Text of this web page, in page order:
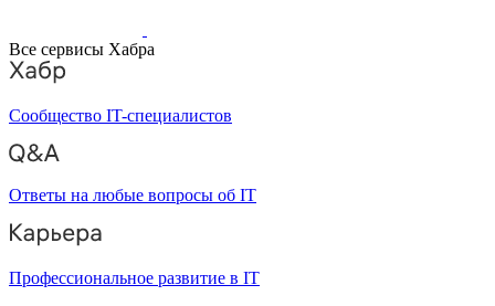
Все сервисы Хабра
Сообщество IT-специалистов
Ответы на любые вопросы об IT
Профессиональное развитие в IT